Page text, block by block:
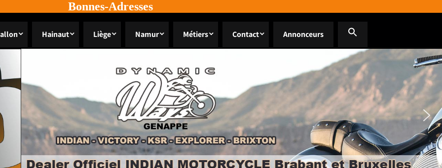
Bonnes-Adresses
Hainaut Liège Namur Métiers Contact Annonceurs